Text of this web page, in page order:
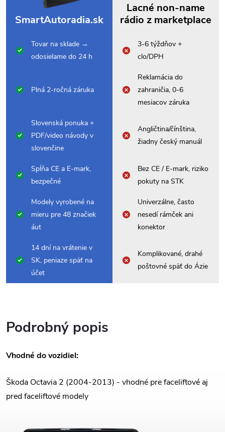
SmartAutoradia.sk
Lacné non-name
rádio z marketplace
Tovar na sklade →
odosielame do 24 h
3-6 týždňov +
clo/DPH
Plná 2-ročná záruka
Reklamácia do
zahraničia, 0-6
mesiacov záruka
Slovenská ponuka +
PDF/video návody v
slovenčine
Angličtina/čínština,
žiadny český manuál
Spĺňa CE a E-mark,
bezpečné
Bez CE / E-mark, riziko
pokuty na STK
Modely vyrobené na
mieru pre 48 značiek
áut
Univerzálne, často
nesedí rámček ani
konektor
14 dní na vrátenie v
SK, peniaze späť na
účet
Komplikované, drahé
poštovné späť do Ázie
Podrobný popis
Vhodné do vozidiel:
Škoda Octavia 2 (2004-2013) - vhodné pre faceliftové aj
pred faceliftové modely